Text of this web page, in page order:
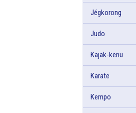
Jégkorong
Judo
Kajak-kenu
Karate
Kempo